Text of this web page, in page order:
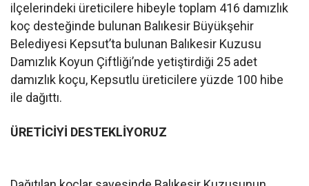
ilçelerindeki üreticilere hibeyle toplam 416 damızlık
koç desteğinde bulunan Balıkesir Büyükşehir
Belediyesi Kepsut’ta bulunan Balıkesir Kuzusu
Damızlık Koyun Çiftliği’nde yetiştirdiği 25 adet
damızlık koçu, Kepsutlu üreticilere yüzde 100 hibe
ile dağıttı.
ÜRETİCİYİ DESTEKLİYORUZ